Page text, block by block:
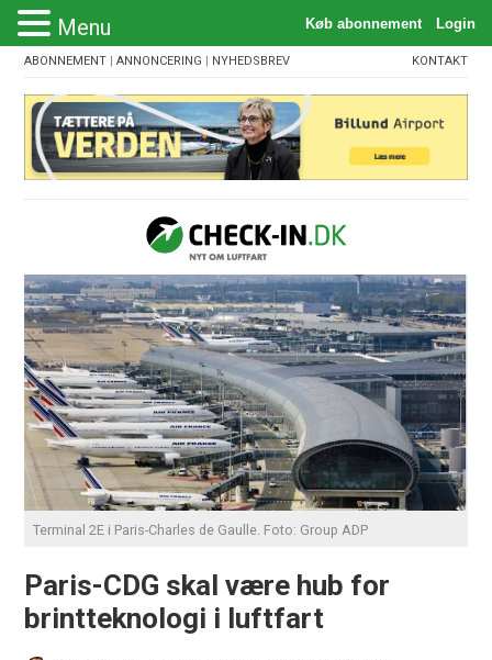
ABONNEMENT |ANNONCERING | NYHEDSBREV KONTAKT
Terminal 2E i Paris-Charles de Gaulle. Foto: Group ADP
Paris-CDG skal være hub for
brintteknologi i luftfart
Menu